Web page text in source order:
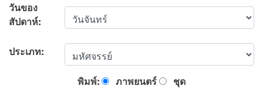
วันของ
สัปดาห์:
ประเภท:
พิมพ์: ภาพยนตร์ ชุด